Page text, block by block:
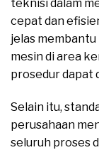
teknisi dalam
cepat dan
jelas
mesin di area
prosedur dapat
Selain itu,
perusahaan
seluruh proses